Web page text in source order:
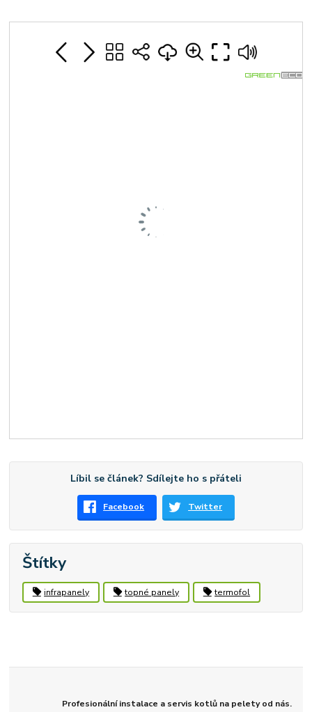
Líbil se článek? Sdílejte ho s přáteli
Facebook Twitter
Štítky
infrapanely topné panely termofol
Profesionální instalace a servis kotlů na pelety od nás.